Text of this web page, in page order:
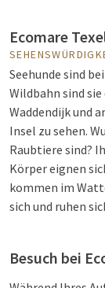
Ecomare
Seehunde sind
Wildbahn sind
Waddendijk und
Insel zu sehen.
Raubtiere sind?
Körper eignen
kommen im
sich und ruhen
Besuch bei